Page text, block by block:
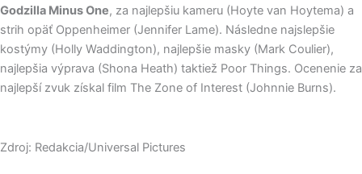
Godzilla Minus One, za najlepšiu kameru (Hoyte van Hoytema) a
strih opäť Oppenheimer (Jennifer Lame). Následne najslepšie
kostýmy (Holly Waddington), najlepšie masky (Mark Coulier),
najlepšia výprava (Shona Heath) taktiež Poor Things. Ocenenie za
najlepší zvuk získal film The Zone of Interest (Johnnie Burns).
Zdroj: Redakcia/Universal Pictures